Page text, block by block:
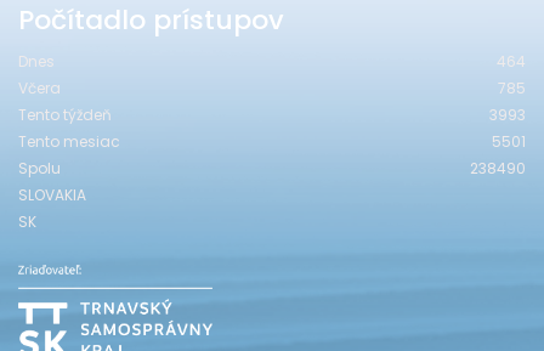
Počítadlo prístupov
Dnes
464
Včera
785
Tento týždeň
3993
Tento mesiac
5501
Spolu
238490
SLOVAKIA
SK